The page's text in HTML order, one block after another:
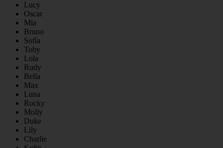
Lucy
Oscar
Mia
Bruno
Sofía
Toby
Lola
Rudy
Bella
Max
Luna
Rocky
Molly
Duke
Lily
Charlie